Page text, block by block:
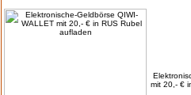
mit 20,- €